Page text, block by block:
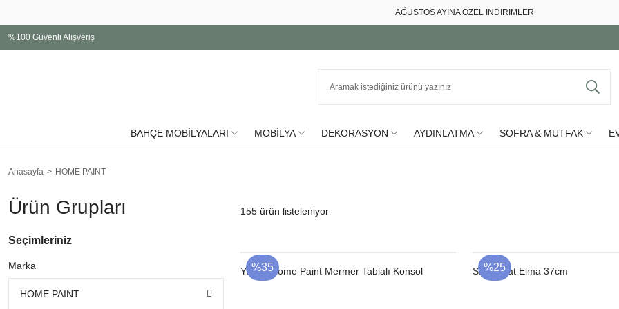
AĞUSTOS AYINA ÖZEL İNDİRİMLER
%100 Güvenli Alışveriş
BAHÇE MOBİLYALARI MOBİLYA DEKORASYON AYDINLATMA SOFRA & MUTFAK
Anasayfa HOME PAINT
Ürün Grupları
Seçimleriniz
Marka
HOME PAINT
155 ürün listeleniyor
%35
YENI Home Paint Mermer Tablalı Konsol %25
Siyah Mat Elma 37cm